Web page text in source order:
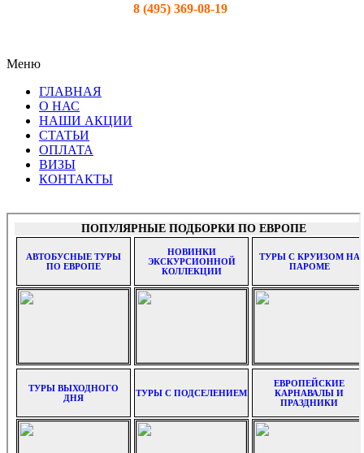
8 (495) 369-08-19
Меню
Главное меню
ГЛАВНАЯ
О НАС
НАШИ АКЦИИ
СТАТЬИ
ОПЛАТА
ВИЗЫ
КОНТАКТЫ
АВТОБУСНЫЕ